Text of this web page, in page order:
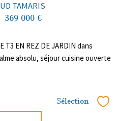
TAMARIS
369 000 €
T3 EN REZ DE JARDIN dans
absolu, séjour cuisine ouverte
Sélection